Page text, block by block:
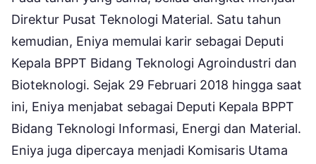
Direktur Pusat Teknologi Material. Satu tahun
kemudian, Eniya memulai karir sebagai Deputi
Kepala BPPT Bidang Teknologi Agroindustri dan
Bioteknologi. Sejak 29 Februari 2018 hingga saat
ini, Eniya menjabat sebagai Deputi Kepala BPPT
Bidang Teknologi Informasi, Energi dan Material.
Eniya juga dipercaya menjadi Komisaris Utama